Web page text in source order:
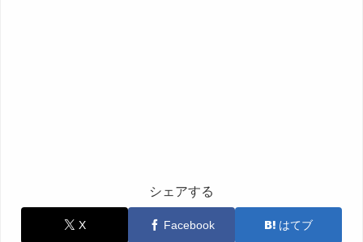
シェアする
X Facebook はてブ